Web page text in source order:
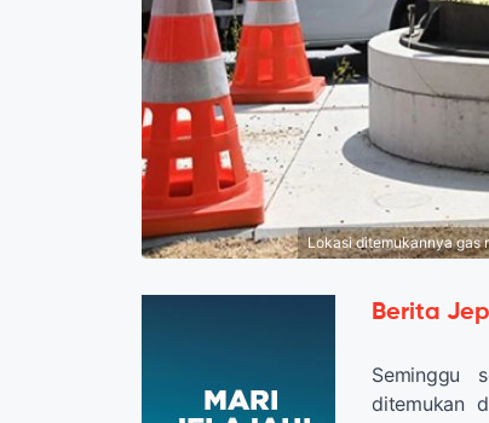
Lokasi ditemukannya gas
Berita
Seminggu
ditemukan